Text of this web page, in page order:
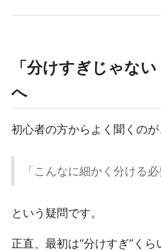
「分けすぎじゃな
へ
初心者の方からよく聞くのが
「こんなに細かく分ける必
という疑問です。
正直、最初は“分けすぎ”くら